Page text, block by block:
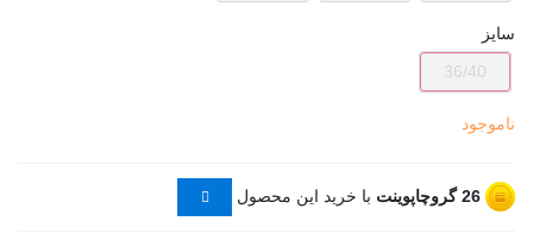
سایز
36/40
ناموجود
26گروچاپوینت با خرید این محصول